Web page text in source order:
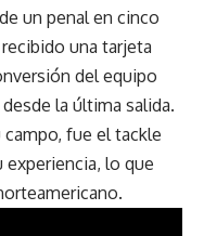
un penal en cinco
una tarjeta
del equipo
la última salida.
fue el tackle
lo que